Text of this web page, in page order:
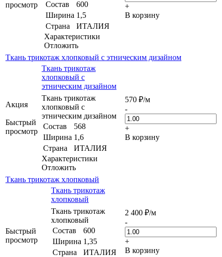
просмотр Состав
600
Ширина 1,5
Страна
ИТАЛИЯ
Характеристики
Отложить
+
В корзину
Ткань трикотаж хлопковый с этническим дизайном
Акция
Быстрый
просмотр
Ткань трикотаж
хлопковый с
этническим дизайном
Ткань трикотаж
хлопковый с
этническим дизайном
Состав
568
Ширина 1,6
Страна
ИТАЛИЯ
Характеристики
Отложить
570 ₽/м
-
+
В корзину
Ткань трикотаж хлопковый
Быстрый
просмотр
Ткань трикотаж
хлопковый
Ткань трикотаж
хлопковый
Состав
600
Ширина 1,35
Страна
ИТАЛИЯ
2 400 ₽/м
-
+
В корзину